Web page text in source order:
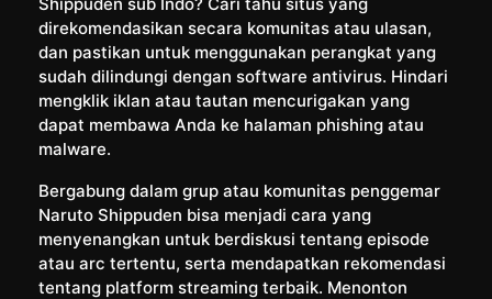
direkomendasikan secara komunitas atau ulasan,
dan pastikan untuk menggunakan perangkat yang
sudah dilindungi dengan software antivirus. Hindari
mengklik iklan atau tautan mencurigakan yang
dapat membawa Anda ke halaman phishing atau
malware.
Bergabung dalam grup atau komunitas penggemar
Naruto Shippuden bisa menjadi cara yang
menyenangkan untuk berdiskusi tentang episode
atau arc tertentu, serta mendapatkan rekomendasi
tentang platform streaming terbaik. Menonton